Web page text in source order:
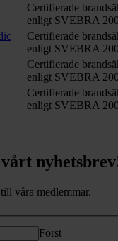
Certifierade
enligt SVEBRA
Certifierade
enligt SVEBRA
Certifierade
enligt SVEBRA
Certifierade
enligt SVEBRA
våra medlemmar.
Först